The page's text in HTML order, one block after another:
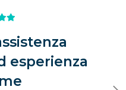
esperienza